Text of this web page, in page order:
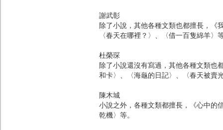
謝武彰
除了小說，其他各種文類也都擅長，《
〈春天在哪裡？〉、〈借一百隻綿羊〉
杜榮琛
除了小說還沒有寫過，其他各種文類也
和卡〉、〈海龜的日記〉、〈春天被賣
陳木城
小說之外，各種文類都擅長，《心中的
乾機〉等。